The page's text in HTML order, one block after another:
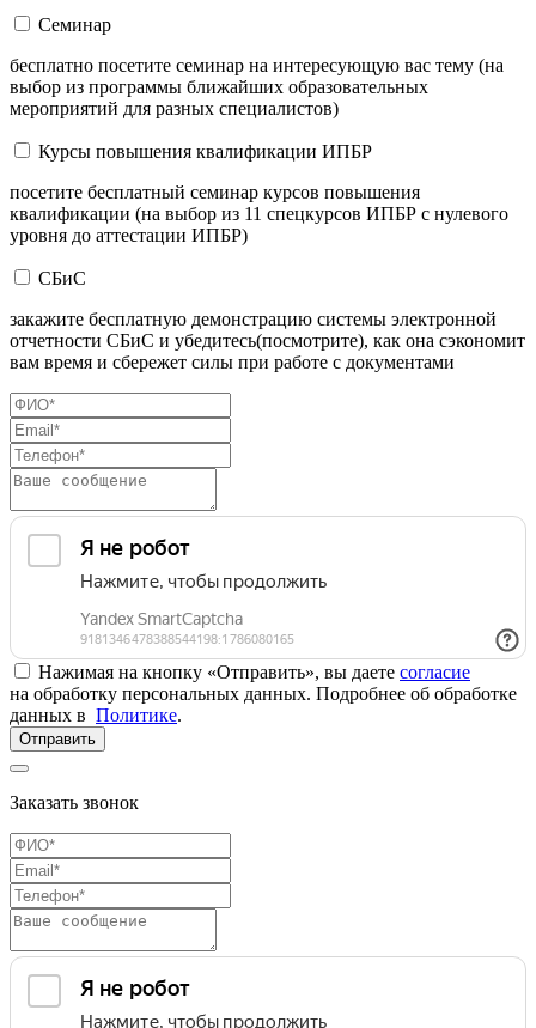
Семинар
бесплатно посетите семинар на интересующую вас тему (на
выбор из программы ближайших образовательных
мероприятий для разных специалистов)
Курсы повышения квалификации ИПБР
посетите бесплатный семинар курсов повышения
квалификации (на выбор из 11 спецкурсов ИПБР с нулевого
уровня до аттестации ИПБР)
СБиС
закажите бесплатную демонстрацию системы электронной
отчетности СБиС и убедитесь(посмотрите), как она сэкономит
вам время и сбережет силы при работе с документами
Нажимая на кнопку «Отправить», вы даете согласие
на обработку персональных данных. Подробнее об обработке
данных в Политике.
Отправить
Заказать звонок